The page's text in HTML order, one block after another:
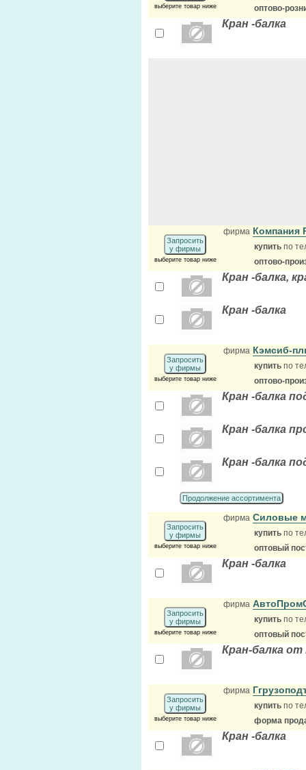
выберите товар ниже
оптово-
Кран -балка
Запросить
у фирмы
выберите товар ниже
фирма Компания
купить по
оптово-
Кран -балка,
Кран -балка
Запросить
у фирмы
выберите товар ниже
фирма Кэмсиб-
купить по
оптово-
Кран -балка
Кран -балка
Кран -балка
Продолжение ассортимента
Запросить
у фирмы
выберите товар ниже
фирма Силовые
купить по
оптовый
Кран -балка
Запросить
у фирмы
выберите товар ниже
фирма
купить по
оптовый
Кран-балка
Запросить
у фирмы
выберите товар ниже
фирма
купить по
форма
Кран -балка